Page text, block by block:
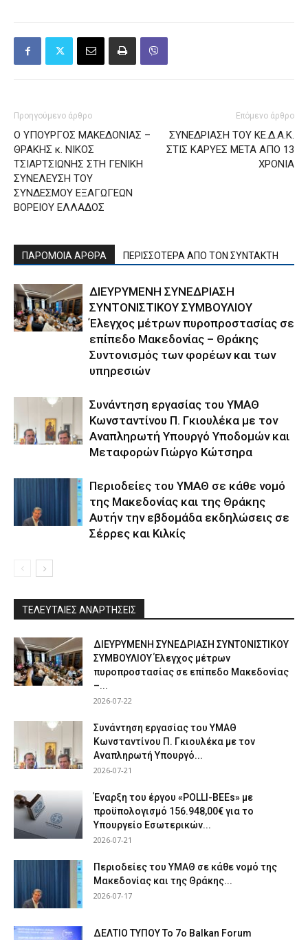
Προηγούμενο άρθρο
Ο ΥΠΟΥΡΓΟΣ ΜΑΚΕΔΟΝΙΑΣ –
ΘΡΑΚΗΣ κ. ΝΙΚΟΣ
ΤΣΙΑΡΤΣΙΩΝΗΣ ΣΤΗ ΓΕΝΙΚΗ
ΣΥΝΕΛΕΥΣΗ ΤΟΥ
ΣΥΝΔΕΣΜΟΥ ΕΞΑΓΩΓΕΩΝ
ΒΟΡΕΙΟΥ ΕΛΛΑΔΟΣ
Επόμενο άρθρο
ΣΥΝΕΔΡΙΑΣΗ ΤΟΥ ΚΕ.Δ.Α.Κ.
ΣΤΙΣ ΚΑΡΥΕΣ ΜΕΤΑ ΑΠΟ 13
ΧΡΟΝΙΑ
ΠΑΡΟΜΟΙΑ ΑΡΘΡΑ ΠΕΡΙΣΣΟΤΕΡΑ ΑΠΟ ΤΟΝ ΣΥΝΤΑΚΤΗ
ΔΙΕΥΡΥΜΕΝΗ ΣΥΝΕΔΡΙΑΣΗ
ΣΥΝΤΟΝΙΣΤΙΚΟΥ ΣΥΜΒΟΥΛΙΟΥ
Έλεγχος μέτρων πυροπροστασίας σε
επίπεδο Μακεδονίας – Θράκης
Συντονισμός των φορέων και των
υπηρεσιών
Συνάντηση εργασίας του ΥΜΑΘ
Κωνσταντίνου Π. Γκιουλέκα με τον
Αναπληρωτή Υπουργό Υποδομών και
Μεταφορών Γιώργο Κώτσηρα
Περιοδείες του ΥΜΑΘ σε κάθε νομό
της Μακεδονίας και της Θράκης
Αυτήν την εβδομάδα εκδηλώσεις σε
Σέρρες και Κιλκίς
ΤΕΛΕΥΤΑΙΕΣ ΑΝΑΡΤΗΣΕΙΣ
ΔΙΕΥΡΥΜΕΝΗ ΣΥΝΕΔΡΙΑΣΗ ΣΥΝΤΟΝΙΣΤΙΚΟΥ
ΣΥΜΒΟΥΛΙΟΥ Έλεγχος μέτρων
πυροπροστασίας σε επίπεδο Μακεδονίας
–...
2026-07-22
Συνάντηση εργασίας του ΥΜΑΘ
Κωνσταντίνου Π. Γκιουλέκα με τον
Αναπληρωτή Υπουργό...
2026-07-21
Έναρξη του έργου «POLLI-BEEs» με
προϋπολογισμό 156.948,00€ για το
Υπουργείο Εσωτερικών...
2026-07-21
Περιοδείες του ΥΜΑΘ σε κάθε νομό της
Μακεδονίας και της Θράκης...
2026-07-17
ΔΕΛΤΙΟ ΤΥΠΟΥ Το 7ο Balkan Forum